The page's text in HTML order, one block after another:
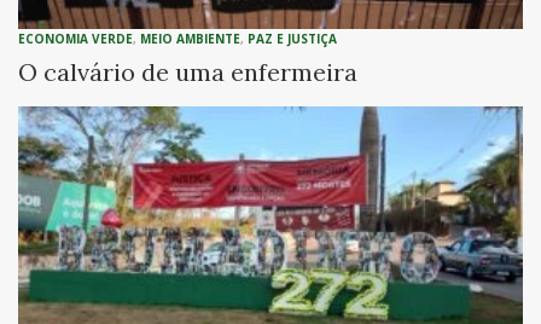
ECONOMIA VERDE, MEIO AMBIENTE, PAZ E JUSTIÇA
O calvário de uma enfermeira